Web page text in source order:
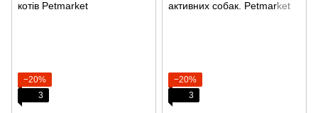
−20%
3
−20%
3